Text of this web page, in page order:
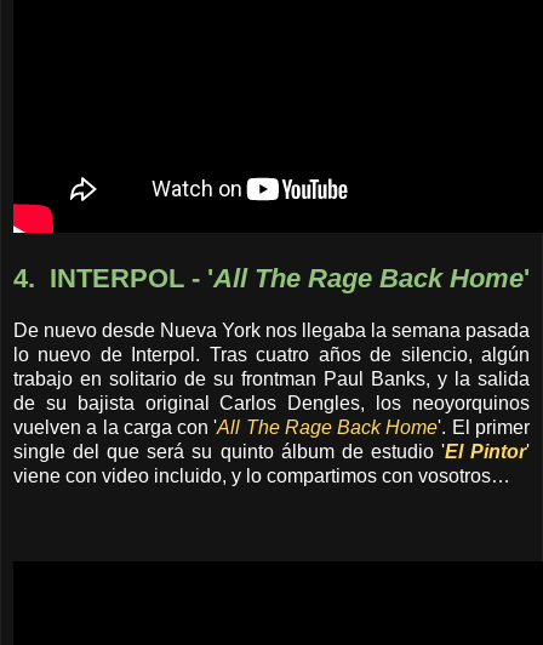
4. INTERPOL - 'All The Rage Back Home'
De nuevo desde Nueva York nos llegaba la semana pasada
lo nuevo de Interpol. Tras cuatro años de silencio, algún
trabajo en solitario de su frontman Paul Banks, y la salida
de su bajista original Carlos Dengles, los neoyorquinos
vuelven a la carga con 'All The Rage Back Home'. El primer
single del que será su quinto álbum de estudio 'El Pintor'
viene con video incluido, y lo compartimos con vosotros…